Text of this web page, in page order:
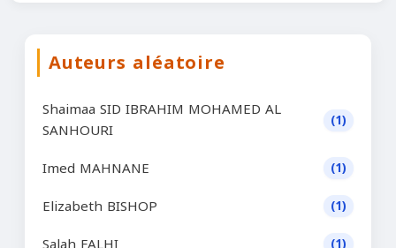
Auteurs aléatoire
Shaimaa SID IBRAHIM MOHAMED AL
SANHOURI
(1)
Imed MAHNANE (1)
Elizabeth BISHOP (1)